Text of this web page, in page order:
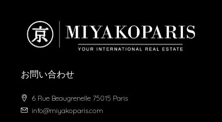
お問い合わせ
6 Rue Beaugrenelle 75015 Paris
info@miyakoparis.com